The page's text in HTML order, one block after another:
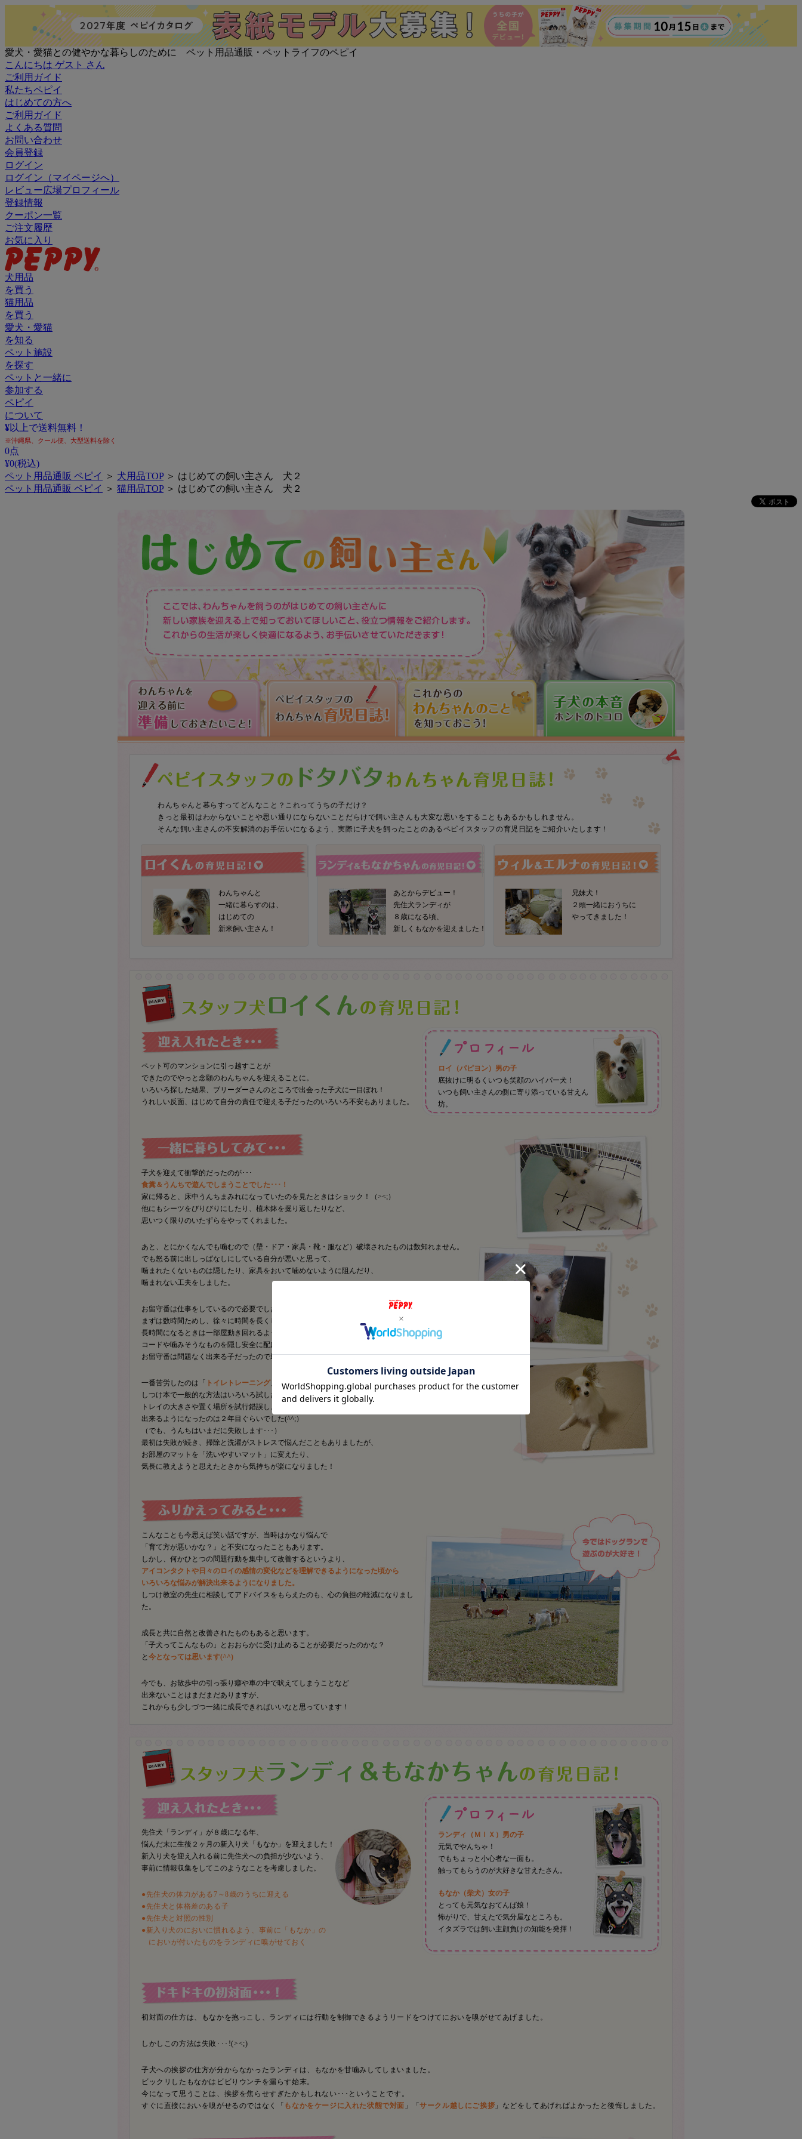
愛犬・愛猫との健やかな暮らしのために ペット用品通販・ペットライフのペピイ
こんにちは ゲスト さん
ご利用ガイド
私たちペピイ
はじめての方へ
ご利用ガイド
よくある質問
お問い合わせ
会員登録
ログイン
ログイン（マイページへ）
レビュー広場プロフィール
登録情報
クーポン一覧
ご注文履歴
お気に入り
犬用品
を買う
猫用品
を買う
愛犬・愛猫
を知る
ペット施設
を探す
ペットと一緒に
参加する
ペピイ
について
¥以上で送料無料！
※沖縄県、クール便、大型送料を除く
0点
¥0(税込)
ペット用品通販 ペピイ
＞ 犬用品TOP＞ はじめての飼い主さん 犬２
ペット用品通販 ペピイ
＞ 猫用品TOP＞ はじめての飼い主さん 犬２
わんちゃんと暮らすってどんなこと？これってうちの子だけ？
きっと最初はわからないことや思い通りにならないことだらけで飼い主さんも大変な思いをすることもあるかもしれません。
そんな飼い主さんの不安解消のお手伝いになるよう、実際に子犬を飼ったことのあるペピイスタッフの育児日記をご紹介いたします！
わんちゃんと
一緒に暮らすのは、
はじめての
新米飼い主さん！
あとからデビュー！
先住犬ランディが
８歳になる頃、
新しくもなかを迎えました！
兄妹犬！
２頭一緒におうちに
やってきました！
ペット可のマンションに引っ越すことが
できたのでやっと念願のわんちゃんを迎えることに。
いろいろ探した結果、ブリーダーさんのところで出会った子犬に一目ぼれ！
うれしい反面、はじめて自分の責任で迎える子だったのいろいろ不安もありました。
ロイ（パピヨン）男の子
底抜けに明るくいつも笑顔のハイパー犬！
いつも飼い主さんの側に寄り添っている甘えん
坊。
子犬を迎えて衝撃的だったのが･･･
食糞＆うんちで遊んでしまうことでした･･･！
家に帰ると、床中うんちまみれになっていたのを見たときはショック！（><;）
他にもシーツをびりびりにしたり、植木鉢を掘り返したりなど、
思いつく限りのいたずらをやってくれました。
あと、とにかくなんでも噛むので（壁・ドア・家具・靴・服など）破壊されたものは数知れません。
でも怒る前に出しっぱなしにしている自分が悪いと思って、
噛まれたくないものは隠したり、家具をおいて噛めないように阻んだり、
噛まれない工夫をしました。
お留守番は仕事をしているので必要でした。
まずは数時間ためし、徐々に時間を長くしていきました。
長時間になるときは一部屋動き回れるようにして、
コードや噛みそうなものを隠し安全に配慮していました。
お留守番は問題なく出来る子だったので助かりました。
一番苦労したのは「 トイレトレーニング」でした。
しつけ本で一般的な方法はいろいろ試したけどなかなか上手くいかず･･･。
トレイの大きさや置く場所を試行錯誤し、号令でおしっこが
出来るようになったのは２年目ぐらいでした(^^;）
（でも、うんちはいまだに失敗します･･･）
最初は失敗が続き、掃除と洗濯がストレスで悩んだこともありましたが、
お部屋のマットを「洗いやすいマット」に変えたり、
気長に教えようと思えたときから気持ちが楽になりました！
こんなことも今思えば笑い話ですが、当時はかなり悩んで
「育て方が悪いかな？」と不安になったこともあります。
しかし、何かひとつの問題行動を集中して改善するというより、
アイコンタクトや日々のロイの感情の変化などを理解できるようになった頃から
いろいろな悩みが解決出来るようになりました。
しつけ教室の先生に相談してアドバイスをもらえたのも、心の負担の軽減になりまし
た。
成長と共に自然と改善されたものもあると思います。
「子犬ってこんなもの」とおおらかに受け止めることが必要だったのかな？
と 今となっては思います(^^)
今でも、お散歩中の引っ張り癖や車の中で吠えてしまうことなど
出来ないことはまだまだありますが、
これからも少しづつ一緒に成長できればいいなと思っています！
先住犬「ランディ」が８歳になる年、
悩んだ末に生後２ヶ月の新入り犬「もなか」を迎えました！
新入り犬を迎え入れる前に先住犬への負担が少ないよう、
事前に情報収集をしてこのようなことを考慮しました。
●先住犬の体力がある7～8歳のうちに迎える
●先住犬と体格差のある子
●先住犬と対照の性別
●新入り犬のにおいに慣れるよう、事前に「もなか」の
においが付いたものをランディに嗅がせておく
ランディ（ＭＩＸ）男の子
元気でやんちゃ！
でもちょっと小心者な一面も。
触ってもらうのが大好きな甘えたさん。
もなか（柴犬）女の子
とっても元気なおてんば娘！
怖がりで、甘えたで気分屋なところも。
イタズラでは飼い主顔負けの知能を発揮！
初対面の仕方は、もなかを抱っこし、ランディには行動を制御できるようリードをつけてにおいを嗅がせてあげました。
しかしこの方法は失敗･･･!(><;)
子犬への挨拶の仕方が分からなかったランディは、もなかを甘噛みしてしまいました。
ビックリしたもなかはビビりウンチを漏らす始末。
今になって思うことは、挨拶を焦らせすぎたかもしれない･･･ということです。
すぐに直接においを嗅がせるのではなく「 もなかをケージに入れた状態で対面 」「サークル越しにご挨拶 」などをしてあげればよかったと後悔しました。